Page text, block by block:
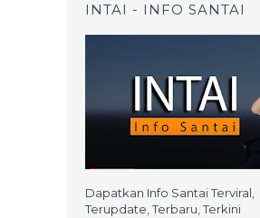
INTAI - INFO SANTAI
Dapatkan Info Santai Terviral,
Terupdate, Terbaru, Terkini